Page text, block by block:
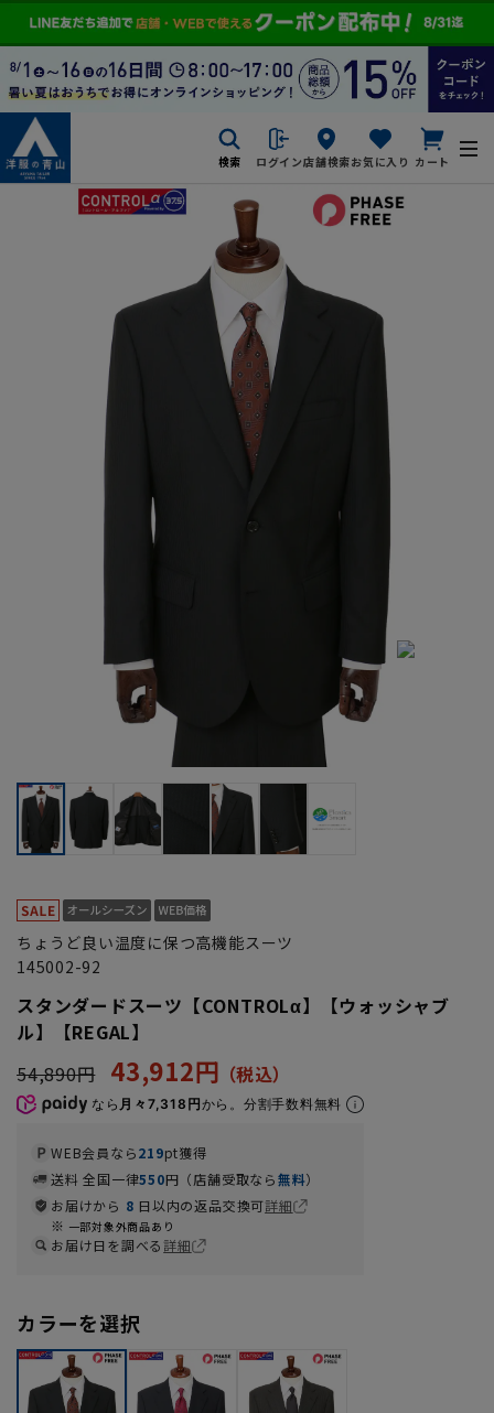
検索 ログイン店舗検索お気に入り カート
ちょうど良い温度に保つ高機能スーツ
145002-92
スタンダードスーツ【CONTROLα】【ウォッシャブ
ル】【REGAL】
54,890円
43,912円
なら 月々7,318円から。分割手数料無料
WEB会員なら219pt獲得
送料 全国一律550円（店舗受取なら無料）
お届けから 8 日以内の返品交換可詳細
一部対象外商品あり
お届け日を調べる詳細
カラーを選択